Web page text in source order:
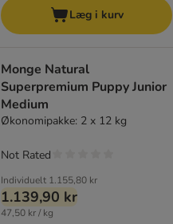
Læg i kurv
Monge Natural
Superpremium Puppy Junior
Medium
Økonomipakke: 2 x 12 kg
Individuelt 1.155,80 kr
1.139,90 kr
47,50 kr / kg
Not Rated